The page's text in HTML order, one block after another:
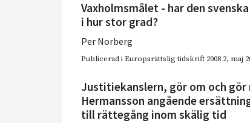
Vaxholmsmålet - har den
i hur stor grad?
Per Norberg
Publicerad iEuroparättslig tidskrift 2008 2, maj
Justitiekanslern, gör om och
Hermansson angående
till rättegång inom skälig tid